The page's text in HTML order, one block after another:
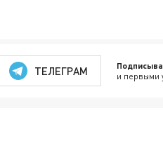
ТЕЛЕГРАМ и первыми